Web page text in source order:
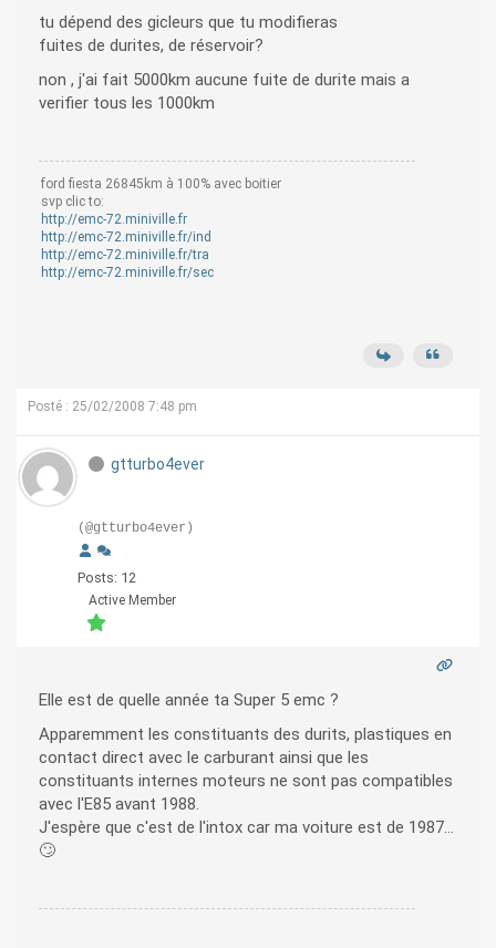
tu dépend des gicleurs que tu modifieras
fuites de durites, de réservoir?
non , j'ai fait 5000km aucune fuite de durite mais a
verifier tous les 1000km
ford fiesta 26845km à 100% avec boitier
svp clic to:
http://emc-72.miniville.fr
http://emc-72.miniville.fr/ind
http://emc-72.miniville.fr/tra
http://emc-72.miniville.fr/sec
Posté : 25/02/2008 7:48 pm
gtturbo4ever
(@gtturbo4ever)
Posts: 12
Active Member
Elle est de quelle année ta Super 5 emc ?
Apparemment les constituants des durits, plastiques en
contact direct avec le carburant ainsi que les
constituants internes moteurs ne sont pas compatibles
avec l'E85 avant 1988.
J'espère que c'est de l'intox car ma voiture est de 1987...
🙄